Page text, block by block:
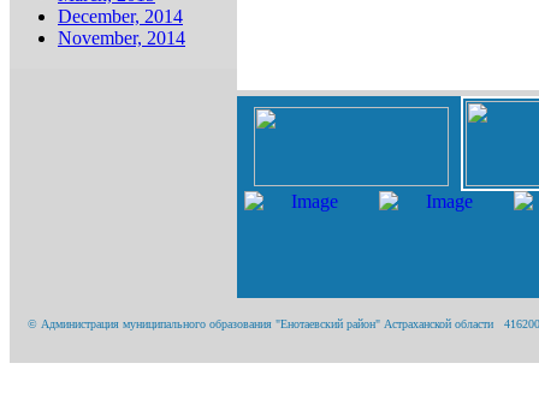
December, 2014
November, 2014
© Администрация муниципального образования "Енотаевский район" Астраханской области